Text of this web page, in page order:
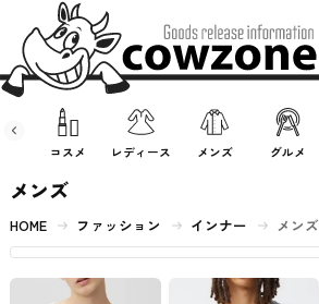
コスメ レディース メンズ グルメ
メンズ
HOME ファッション インナー メンズ